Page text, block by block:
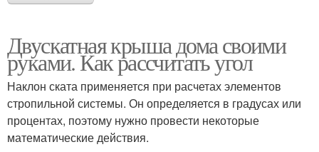
Двускатная крыша дома своими
руками. Как рассчитать угол
Наклон ската применяется при расчетах элементов
стропильной системы. Он определяется в градусах или
процентах, поэтому нужно провести некоторые
математические действия.